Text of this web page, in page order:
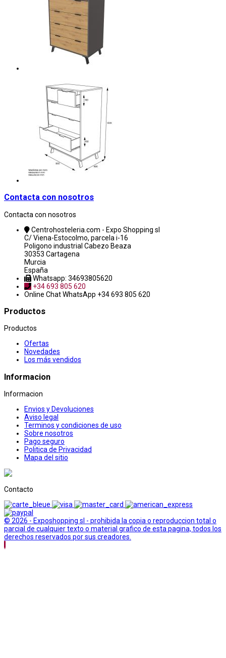
Contacta con nosotros
Contacta con nosotros
Centrohosteleria.com - Expo Shopping sl
C/ Viena-Estocolmo, parcela i-16
Poligono industrial Cabezo Beaza
30353 Cartagena
Murcia
España
Whatsapp: 34693805620
+34 693 805 620
Online ChatWhatsApp +34 693 805 620
Productos
Productos
Ofertas
Novedades
Los más vendidos
Informacion
Informacion
Envios y Devoluciones
Aviso legal
Terminos y condiciones de uso
Sobre nosotros
Pago seguro
Politica de Privacidad
Mapa del sitio
Contacto
© 2026 - Exposhopping sl - prohibida la copia o reproduccion total o
parcial de cualquier texto o material grafico de esta pagina, todos los
derechos reservados por sus creadores.